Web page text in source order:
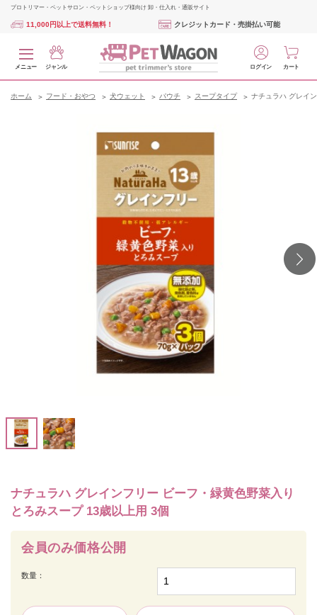
プロトリマー・ペットサロン・ペットショップ様向け 卸・仕入れ・通販サイト
11,000円以上で送料無料！ クレジットカード・売掛払い可能
メニュー ジャンル ログイン カート
ホーム フード・おやつ 犬ウェット パウチ スープタイプ ナチュラハ グレイ
ナチュラハ グレインフリー ビーフ・緑黄色野菜入り
とろみスープ 13歳以上用 3個
会員のみ価格公開
数量：